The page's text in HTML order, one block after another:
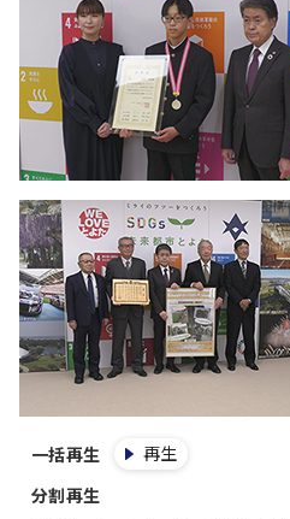
一括再生
再生
分割再生